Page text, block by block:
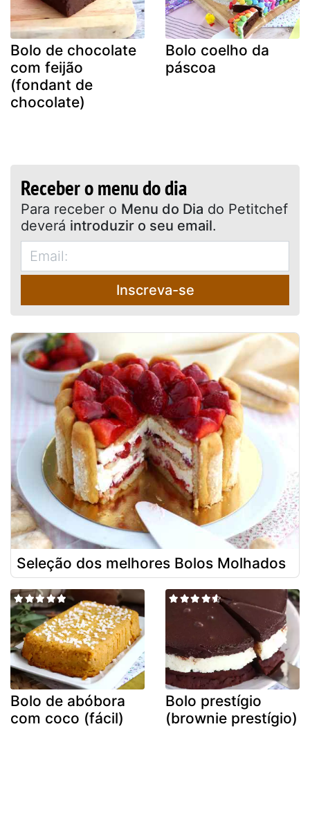
Bolo de chocolate
com feijão
(fondant de
chocolate)
Bolo coelho da
páscoa
Receber o menu do dia
Para receber o Menu do Dia do Petitchef
deverá introduzir o seu email.
Inscreva-se
Seleção dos melhores Bolos Molhados
Bolo de abóbora
com coco (fácil)
Bolo prestígio
(brownie prestígio)